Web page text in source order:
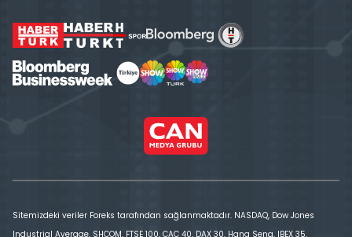
Sitemizdeki veriler Foreks tarafından sağlanmaktadır. NASDAQ, Dow Jones
Industrial Average, SHCOM, FTSE 100, CAC 40, DAX 30, Hang Seng, IBEX 35,